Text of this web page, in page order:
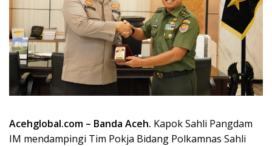
Acehglobal.com – Banda Aceh. Kapok Sahli Pangdam
IM mendampingi Tim Pokja Bidang Polkamnas Sahli